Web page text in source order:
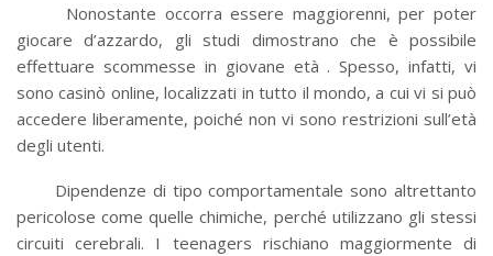
Nonostante occorra essere maggiorenni, per poter
giocare d’azzardo, gli studi dimostrano che è possibile
effettuare scommesse in giovane età . Spesso, infatti, vi
sono casinò online, localizzati in tutto il mondo, a cui vi si può
accedere liberamente, poiché non vi sono restrizioni sull’età
degli utenti.
Dipendenze di tipo comportamentale sono altrettanto
pericolose come quelle chimiche, perché utilizzano gli stessi
circuiti cerebrali. I teenagers rischiano maggiormente di